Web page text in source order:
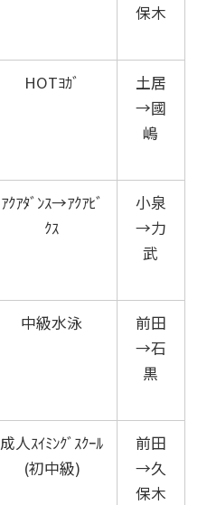
保木
HOTﾖｶﾞ
土居
→國
嶋
ｱｸｱﾀﾞﾝｽ→ｱｸｱﾋﾞ
ｸｽ
小泉
→力
武
中級水泳
前田
→石
黒
成人ｽｲﾐﾝｸﾞｽｸｰﾙ
(初中級)
前田
→久
保木